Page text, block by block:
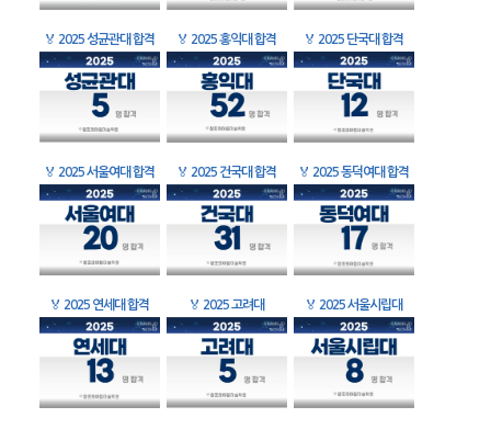
🏅 2025 성균관대 합격 🏅 2025 홍익대 합격 🏅 2025 단국대 합격
🏅 2025 서울여대 합격 🏅 2025 건국대 합격 🏅 2025 동덕여대 합격
🏅 2025 연세대 합격 🏅 2025 고려대 🏅 2025 서울시립대